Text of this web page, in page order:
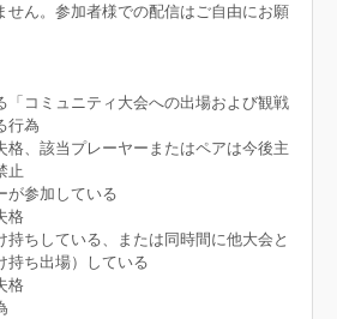
せん。参加者様での配信はご自由にお願
「コミュニティ大会への出場および観戦
行為
、該当プレーヤーまたはペアは今後主
止
が参加している
格
持ちしている、または同時間に他大会と
持ち出場）している
格